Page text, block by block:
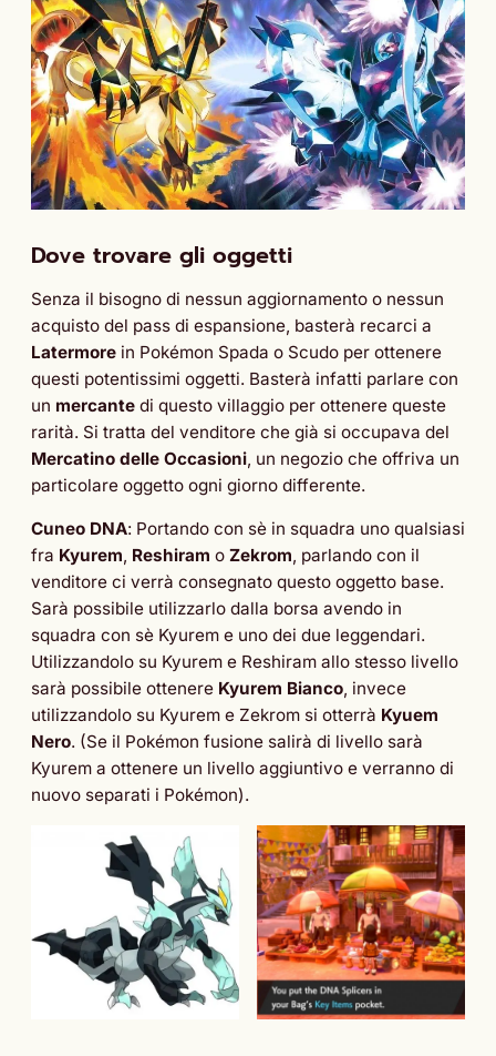
Dove trovare gli oggetti
Senza il bisogno di nessun aggiornamento o nessun
acquisto del pass di espansione, basterà recarci a
Latermore in Pokémon Spada o Scudo per ottenere
questi potentissimi oggetti. Basterà infatti parlare con
un mercante di questo villaggio per ottenere queste
rarità. Si tratta del venditore che già si occupava del
Mercatino delle Occasioni, un negozio che offriva un
particolare oggetto ogni giorno differente.
Cuneo DNA: Portando con sè in squadra uno qualsiasi
fra Kyurem, Reshiram o Zekrom, parlando con il
venditore ci verrà consegnato questo oggetto base.
Sarà possibile utilizzarlo dalla borsa avendo in
squadra con sè Kyurem e uno dei due leggendari.
Utilizzandolo su Kyurem e Reshiram allo stesso livello
sarà possibile ottenere Kyurem Bianco, invece
utilizzandolo su Kyurem e Zekrom si otterrà Kyuem
Nero. (Se il Pokémon fusione salirà di livello sarà
Kyurem a ottenere un livello aggiuntivo e verranno di
nuovo separati i Pokémon).